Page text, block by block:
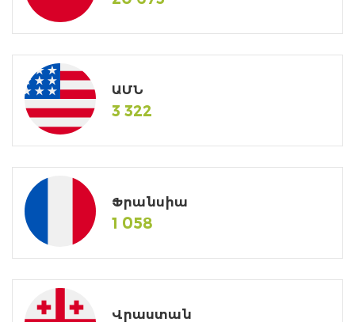
ԱՄՆ
3 322
Ֆրանսիա
1 058
Վրաստան